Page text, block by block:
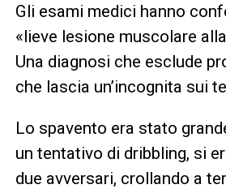
Gli esami medici hanno
«lieve lesione muscolare
Una diagnosi che esclude
che lascia un’incognita sui
Lo spavento era stato
un tentativo di dribbling, si
due avversari, crollando a